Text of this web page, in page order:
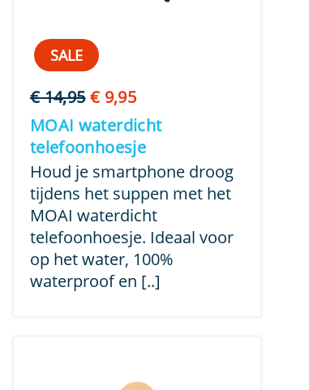
SALE
€14,95 Oorspronkelijke
prijs
was:
€ 14,95.
€9,95Huidige
prijs
is:
€ 9,95.
MOAI waterdicht
telefoonhoesje
Houd je smartphone droog
tijdens het suppen met het
MOAI waterdicht
telefoonhoesje. Ideaal voor
op het water, 100%
waterproof en [..]